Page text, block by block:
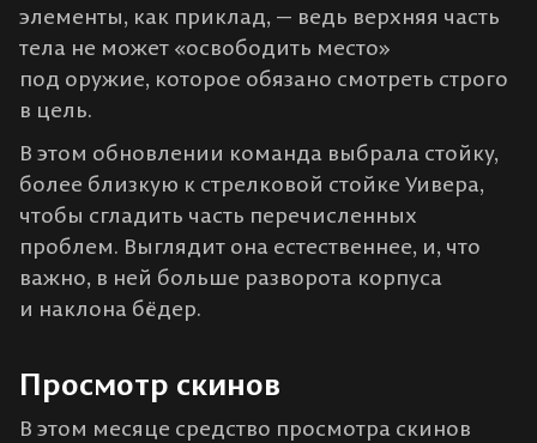
элементы, как приклад, — ведь верхняя часть
тела не может «освободить место»
под оружие, которое обязано смотреть строго
в цель.
В этом обновлении команда выбрала стойку,
более близкую к стрелковой стойке Уивера,
чтобы сгладить часть перечисленных
проблем. Выглядит она естественнее, и, что
важно, в ней больше разворота корпуса
и наклона бёдер.
Просмотр скинов
В этом месяце средство просмотра скинов